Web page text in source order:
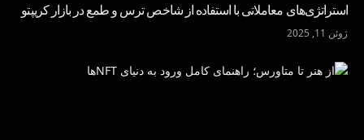
استراتژی‌های معاملاتی با استفاده از شاخص ترس و طمع در بازار کریپتو
ژوئن 11, 2025